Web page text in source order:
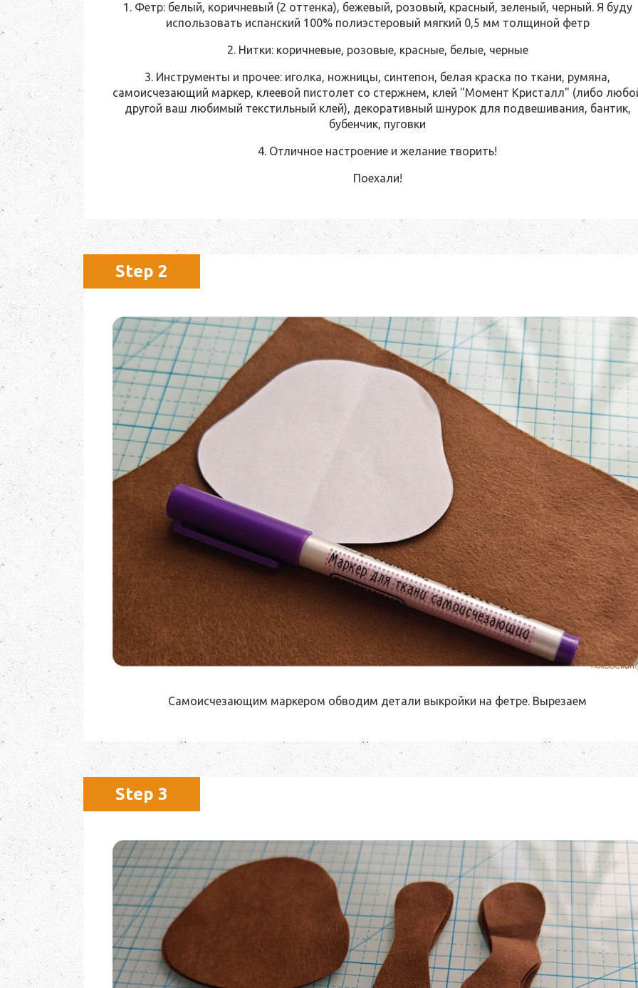
1. Фетр: белый, коричневый (2 оттенка), бежевый, розовый, красный, зеленый, черный. Я буду
использовать испанский 100% полиэстеровый мягкий 0,5 мм толщиной фетр
2. Нитки: коричневые, розовые, красные, белые, черные
3. Инструменты и прочее: иголка, ножницы, синтепон, белая краска по ткани, румяна,
самоисчезающий маркер, клеевой пистолет со стержнем, клей "Момент Кристалл" (либо
другой ваш любимый текстильный клей), декоративный шнурок для подвешивания, бантик,
бубенчик, пуговки
4. Отличное настроение и желание творить!
Поехали!
Step 2
Самоисчезающим маркером обводим детали выкройки на фетре. Вырезаем
Step 3